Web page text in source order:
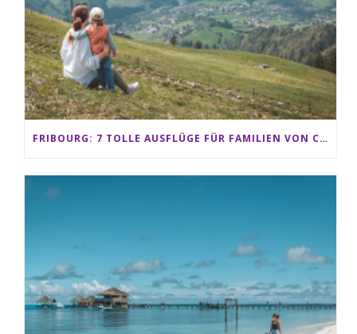
FRIBOURG: 7 TOLLE AUSFLÜGE FÜR FAMILIEN VON CHARMEY BIS LES PACCOTS